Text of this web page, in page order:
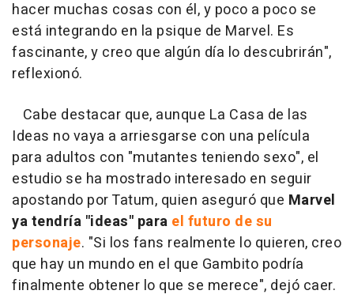
hacer muchas cosas con él, y poco a poco se
está integrando en la psique de Marvel. Es
fascinante, y creo que algún día lo descubrirán",
reflexionó.
Cabe destacar que, aunque La Casa de las
Ideas no vaya a arriesgarse con una película
para adultos con "mutantes teniendo sexo", el
estudio se ha mostrado interesado en seguir
apostando por Tatum, quien aseguró que Marvel
ya tendría "ideas" para el futuro de su
personaje. "Si los fans realmente lo quieren, creo
que hay un mundo en el que Gambito podría
finalmente obtener lo que se merece", dejó caer.